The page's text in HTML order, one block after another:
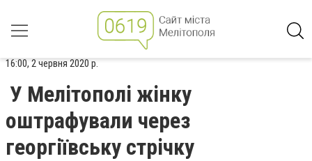
16:00, 2 червня 2020 р.
У Мелітополі жінку
оштрафували через
георгіївську стрічку